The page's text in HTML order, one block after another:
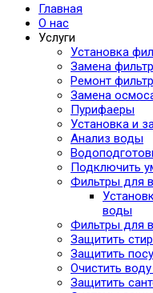
Главная
О нас
Услуги
Установка
Замена
Ремонт
Замена
Пурифаеры
Установка и
Анализ воды
Подключить
Фильтры для
воды
Фильтры для
Защитить
Защитить
Очистить
Защитить